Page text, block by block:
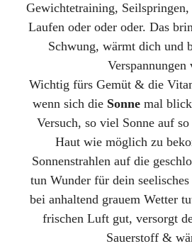
Gewichtetraining, Seilspringen,
Laufen oder oder oder. Das
Schwung, wärmt dich und
Verspannungen
Wichtig fürs Gemüt & die
wenn sich die Sonne mal
Versuch, so viel Sonne auf
Haut wie möglich zu
Sonnenstrahlen auf die
tun Wunder für dein
bei anhaltend grauem Wetter
frischen Luft gut, versorgt
Sauerstoff &